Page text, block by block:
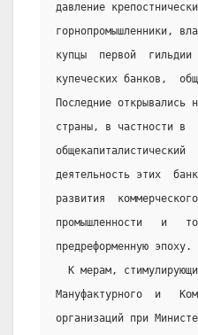
давление
горнопромышленники,
купцы  первой
купеческих банков,
Последние
страны, в частности в
деятельность этих
развития
промышленности   и
предреформенную эпоху.
К мерам,
Мануфактурного  и
организаций при